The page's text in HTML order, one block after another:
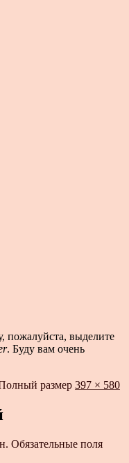
пожалуйста, выделите
. Буду вам очень
размер 397 × 580
Обязательные поля